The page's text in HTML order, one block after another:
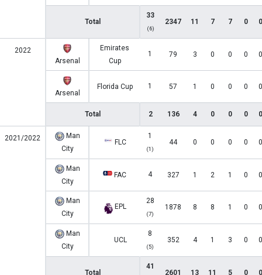
Total
33
(6)
2347 11 7 7 0 0
2022
Arsenal
Emirates
Cup
1 79 3 0 0 0 0
Arsenal
Florida Cup 1 57 1 0 0 0 0
Total 2 136 4 0 0 0 0
2021/2022
Man
City
FLC
1
(1)
44 0 0 0 0 0
Man
City
FAC 4 327 1 2 1 0 0
Man
City
EPL
28
(7)
1878 8 8 1 0 0
Man
City
UCL
8
(5)
352 4 1 3 0 0
Total
41
2601 13 11 5 0 0